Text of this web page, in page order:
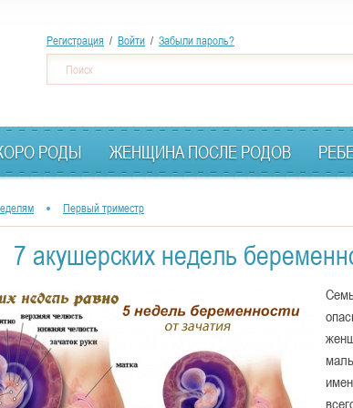
к
Регистрация / Войти / Забыли пароль?
о
р
м
а
о
и
к
а
Поиск
РОДЫ ЖЕНЩИНА ПОСЛЕ РОДОВ
Первый триместр
7 акушерских недель